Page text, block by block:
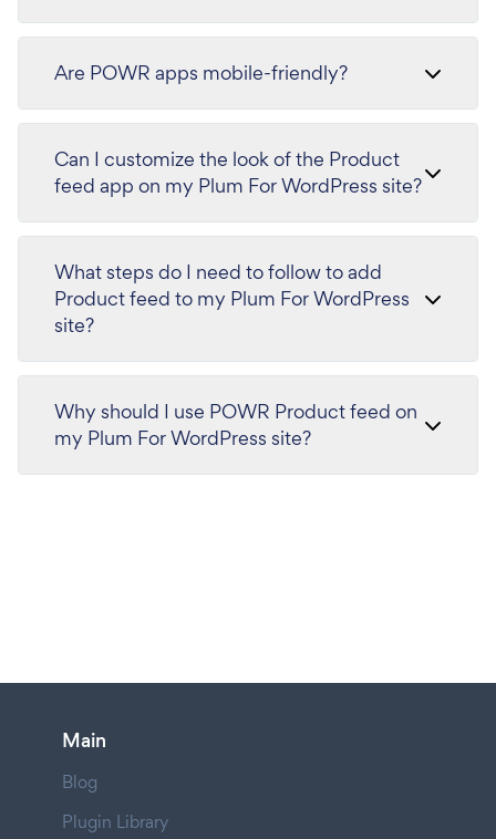
Are POWR apps mobile-friendly?
Can I customize the look of the Product
feed app on my Plum For WordPress site?
What steps do I need to follow to add
Product feed to my Plum For WordPress
site?
Why should I use POWR Product feed on
my Plum For WordPress site?
Main
Blog
Plugin Library